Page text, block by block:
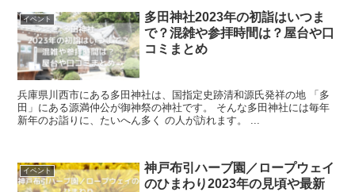
イベント
多田神社2023年の初詣はいつま
で？混雑や参拝時間は？屋台や口
コミまとめ
兵庫県川西市にある多田神社は、国指定史跡清和源氏発祥の地 「多
田」にある源満仲公が御神祭の神社です。 そんな多田神社には毎年
新年のお詣りに、たいへん多く の人が訪れます。 ...
イベント
神戸布引ハーブ園／ロープウェイ
のひまわり2023年の見頃や最新